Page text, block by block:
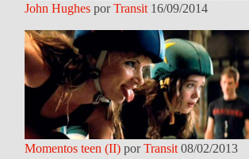
John Hughes porTransit 16/09/2014
Momentos teen (II) porTransit 08/02/2013